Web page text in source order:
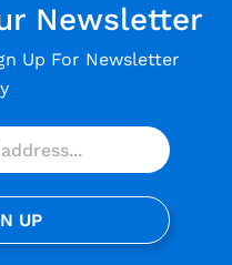
Newsletter
Up For Newsletter
UP